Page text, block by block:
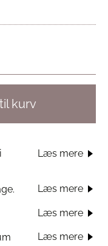
kurv
Læs mere
Læs mere
Læs mere
Læs mere